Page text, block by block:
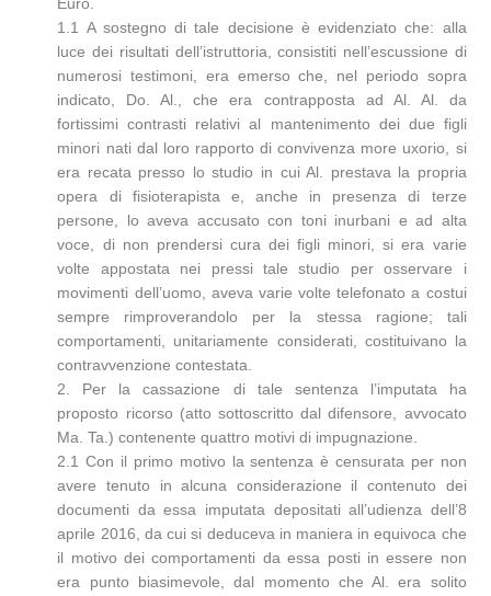
1.1 A sostegno di tale decisione è evidenziato che: alla
luce dei risultati dell’istruttoria, consistiti nell’escussione di
numerosi testimoni, era emerso che, nel periodo sopra
indicato, Do. Al., che era contrapposta ad Al. Al. da
fortissimi contrasti relativi al mantenimento dei due figli
minori nati dal loro rapporto di convivenza more uxorio, si
era recata presso lo studio in cui Al. prestava la propria
opera di fisioterapista e, anche in presenza di terze
persone, lo aveva accusato con toni inurbani e ad alta
voce, di non prendersi cura dei figli minori, si era varie
volte appostata nei pressi tale studio per osservare i
movimenti dell’uomo, aveva varie volte telefonato a costui
sempre rimproverandolo per la stessa ragione; tali
comportamenti, unitariamente considerati, costituivano la
contravvenzione contestata.
2. Per la cassazione di tale sentenza l’imputata ha
proposto ricorso (atto sottoscritto dal difensore, avvocato
Ma. Ta.) contenente quattro motivi di impugnazione.
2.1 Con il primo motivo la sentenza è censurata per non
avere tenuto in alcuna considerazione il contenuto dei
documenti da essa imputata depositati all’udienza dell’8
aprile 2016, da cui si deduceva in maniera in equivoca che
il motivo dei comportamenti da essa posti in essere non
era punto biasimevole, dal momento che Al. era solito